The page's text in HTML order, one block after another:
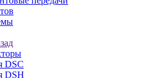
DSC
DSH